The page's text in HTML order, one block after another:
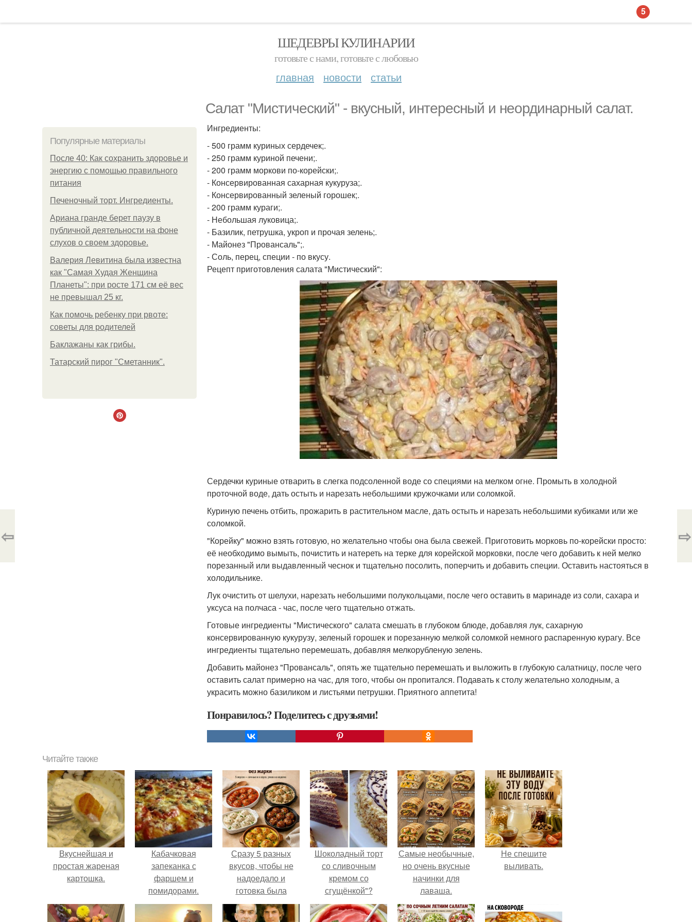
ШЕДЕВРЫ КУЛИНАРИИ
готовьте с нами, готовьте с любовью
главная новости статьи
Салат "Мистический" - вкусный, интересный и неординарный салат.
Популярные материалы
После 40: Как сохранить здоровье и
энергию с помощью правильного
питания
Печеночный торт. Ингредиенты.
Ариана гранде берет паузу в
публичной деятельности на фоне
слухов о своем здоровье.
Валерия Левитина была известна
как "Самая Худая Женщина
Планеты": при росте 171 см её вес
не превышал 25 кг.
Как помочь ребенку при рвоте:
советы для родителей
Баклажаны как грибы.
Татарский пирог "Сметанник".
Ингредиенты:
- 500 грамм куриных сердечек;.
- 250 грамм куриной печени;.
- 200 грамм моркови по-корейски;.
- Консервированная сахарная кукуруза;.
- Консервированный зеленый горошек;.
- 200 грамм кураги;.
- Небольшая луковица;.
- Базилик, петрушка, укроп и прочая зелень;.
- Майонез "Провансаль";.
- Соль, перец, специи - по вкусу.
Рецепт приготовления салата "Мистический":
Сердечки куриные отварить в слегка подсоленной воде со специями на мелком огне. Промыть в холодной
проточной воде, дать остыть и нарезать небольшими кружочками или соломкой.
Куриную печень отбить, прожарить в растительном масле, дать остыть и нарезать небольшими кубиками или же
соломкой.
"Корейку" можно взять готовую, но желательно чтобы она была свежей. Приготовить морковь по-корейски просто:
её необходимо вымыть, почистить и натереть на терке для корейской морковки, после чего добавить к ней мелко
порезанный или выдавленный чеснок и тщательно посолить, поперчить и добавить специи. Оставить настояться в
холодильнике.
Лук очистить от шелухи, нарезать небольшими полукольцами, после чего оставить в маринаде из соли, сахара и
уксуса на полчаса - час, после чего тщательно отжать.
Готовые ингредиенты "Мистического" салата смешать в глубоком блюде, добавляя лук, сахарную
консервированную кукурузу, зеленый горошек и порезанную мелкой соломкой немного распаренную курагу. Все
ингредиенты тщательно перемешать, добавляя мелкорубленую зелень.
Добавить майонез "Провансаль", опять же тщательно перемешать и выложить в глубокую салатницу, после чего
оставить салат примерно на час, для того, чтобы он пропитался. Подавать к столу желательно холодным, а
украсить можно базиликом и листьями петрушки. Приятного аппетита!
Понравилось? Поделитесь с друзьями!
⇦ ⇨
Читайте также
Вкуснейшая и
простая жареная
картошка.
Кабачковая
запеканка с
фаршем и
помидорами.
Сразу 5 разных
вкусов, чтобы не
надоедало и
готовка была
проще.
Шоколадный торт
со сливочным
кремом со
сгущёнкой"?
Самые необычные,
но очень вкусные
начинки для
лаваша.
Не спешите
выливать.
5